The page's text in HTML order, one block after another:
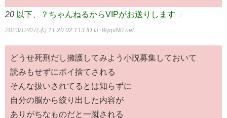
20 以下、？ちゃんねるからVIPがお送りします ：
2023/12/07(木) 11:20:02.113 ID:IJ+9qqvN0.net
どうせ死刑だし擁護してみよう小説募集しておいて
読みもせずにポイ捨てされる
そんな扱いされてるとは知らずに
自分の脳から絞り出した内容が
ありがちなものだと一蹴される